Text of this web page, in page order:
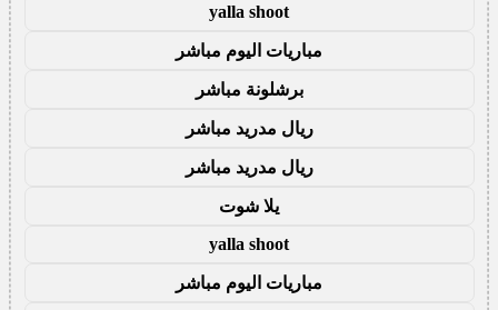
yalla shoot
مباريات اليوم مباشر
برشلونة مباشر
ريال مدريد مباشر
ريال مدريد مباشر
يلا شوت
yalla shoot
مباريات اليوم مباشر